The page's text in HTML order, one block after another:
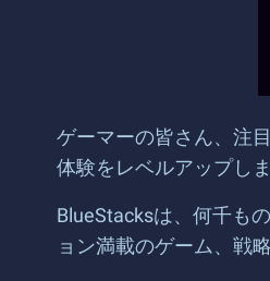
ゲーマーの皆さん、注
体験をレベルアップし
BlueStacksは、何千も
ョン満載のゲーム、戦